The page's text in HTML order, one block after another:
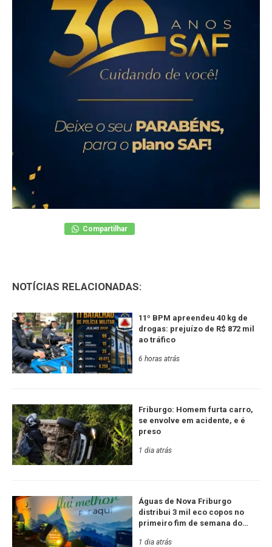
Compartilhar
NOTÍCIAS RELACIONADAS:
11º BPM apreendeu 40 kg de
drogas: prejuízo de R$ 872 mil
ao tráfico
6 horas atrás
Friburgo: Homem furta carro,
se envolve em acidente, e é
preso
1 dia atrás
Águas de Nova Friburgo
distribui 3 mil eco copos no
primeiro fim de semana do
1 dia atrás